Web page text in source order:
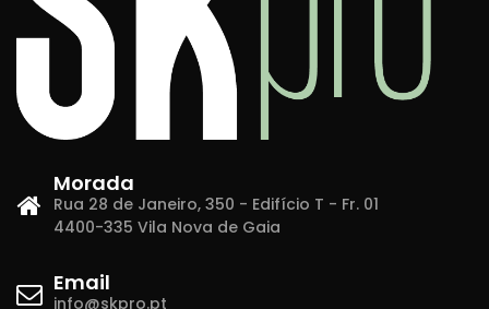
Morada
Rua 28 de Janeiro, 350 - Edifício T - Fr. 01
4400-335 Vila Nova de Gaia
Email
info@skpro.pt